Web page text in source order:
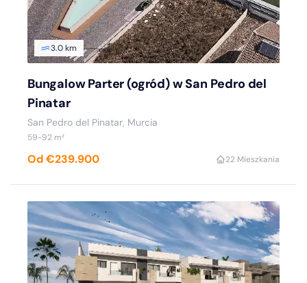
3.0 km
Bungalow Parter (ogród) w San Pedro del
Pinatar
San Pedro del Pinatar, Murcia
59-92 m²
Od €239.900 22 Mieszkania